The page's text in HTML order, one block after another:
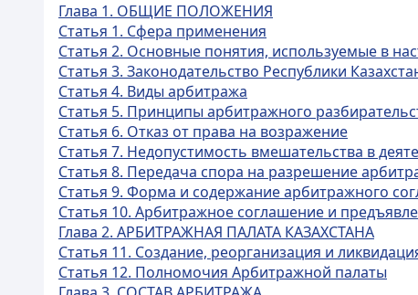
Глава 1. ОБЩИЕ ПОЛОЖЕНИЯ
Статья 1. Сфера применения
Статья 2. Основные понятия, используемые в
Статья 3. Законодательство Республики
Статья 4. Виды арбитража
Статья 5. Принципы арбитражного
Статья 6. Отказ от права на возражение
Статья 7. Недопустимость вмешательства в
Статья 8. Передача спора на разрешение
Статья 9. Форма и содержание арбитражного
Статья 10. Арбитражное соглашение и
Глава 2. АРБИТРАЖНАЯ ПАЛАТА КАЗАХСТАНА
Статья 11. Создание, реорганизация и
Статья 12. Полномочия Арбитражной палаты